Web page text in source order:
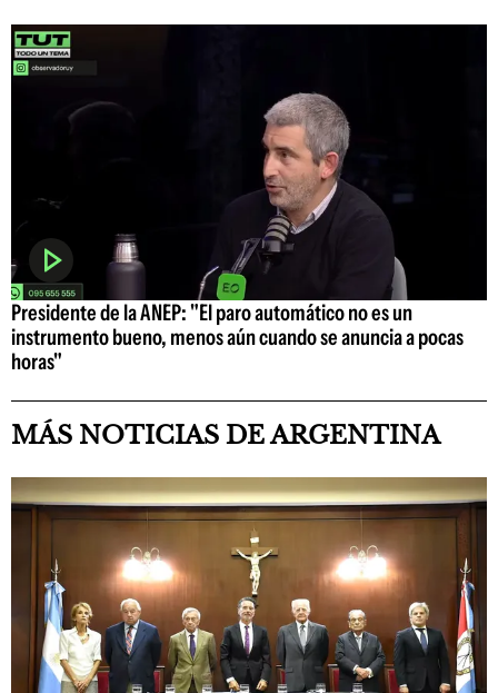
Presidente de la ANEP: "El paro automático no es un
instrumento bueno, menos aún cuando se anuncia a pocas
horas"
MÁS NOTICIAS DE ARGENTINA